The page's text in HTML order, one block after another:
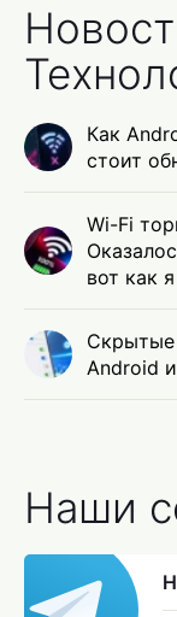
Как
стоит
Wi-Fi
вот как
Скрытые
Android
Наши